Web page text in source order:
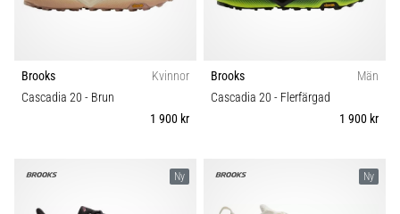
Brooks
Kvinnor
Cascadia 20 - Brun
1 900 kr
Brooks
Män
Cascadia 20 - Flerfärgad
1 900 kr
Ny Ny